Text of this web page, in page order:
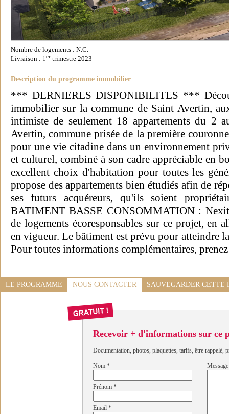
Nombre de logements : N.C.
Livraison : 1er trimestre 2023
Description du programme immobilier
*** DERNIERES DISPONIBILITES ***
immobilier sur la commune de Saint Avertin,
intimiste de seulement 18 appartements du 2
Avertin, commune prisée de la première
pour une vie citadine dans un environnement
et culturel, combiné à son cadre appréciable en
excellent choix d'habitation pour toutes les
propose des appartements bien étudiés afin de
ses futurs acquéreurs, qu'ils soient
BATIMENT BASSE CONSOMMATION :
de logements écoresponsables sur ce projet, en
en vigueur. Le bâtiment est prévu pour atteindre
Pour toutes informations complémentaires,
LE PROGRAMME NOUS CONTACTER SAUVEGARDER CETTE
Recevoir + d'informations sur ce
Documentation, photos, plaquettes, tarifs, être rappelé,
Nom *
Prénom *
Email *
Message